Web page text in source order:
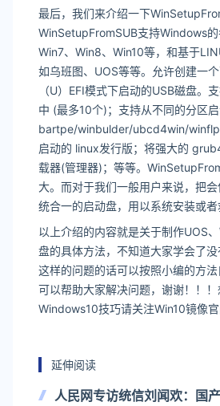
最后，我们来介绍一下
WinSetupFromSUB支持Windows的
Win7、Win8、Win10等，和基于
如乌班图、UOS等等。允许创建一
（U）EFI模式下启动的USB磁盘。
中 (最多10个)；支持从不同的分区
bartpe/winbulder/ubcd4win/
启动的 linux发行版；将强大的
载器(管理器)；等等。
大。而对于我们一般用户来说，把
统合一的启动盘，用以系统安装或者
以上介绍的内容就是关于制作UOS
盘的具体方法，不知道大家学会了
这样的问题的话可以按照小编的方
可以帮助大家解决问题，谢谢！！
Windows10技巧请关注Win10镜像
延伸阅读
人民网专访统信刘闻欢：国